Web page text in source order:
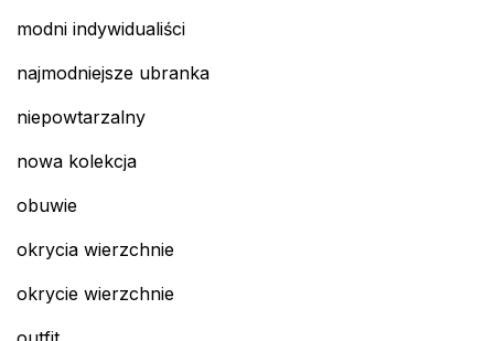
modni indywidualiści
najmodniejsze ubranka
niepowtarzalny
nowa kolekcja
obuwie
okrycia wierzchnie
okrycie wierzchnie